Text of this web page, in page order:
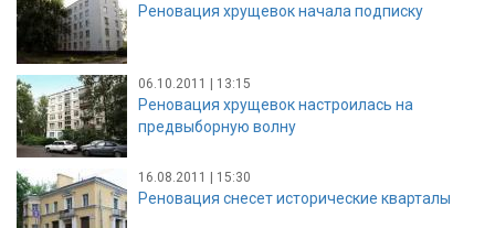
Реновация хрущевок начала подписку
06.10.2011 | 13:15
Реновация хрущевок настроилась на
предвыборную волну
16.08.2011 | 15:30
Реновация снесет исторические кварталы